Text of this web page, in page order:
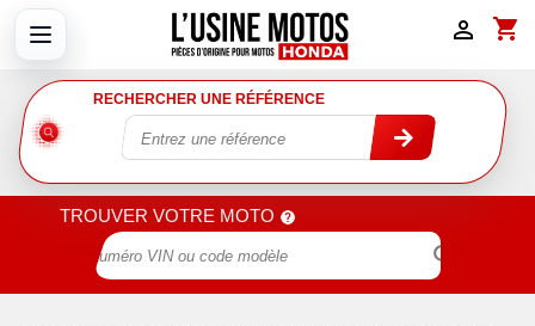
shopping_cart

RECHERCHER UNE RÉFÉRENCE
TROUVER VOTRE MOTO
